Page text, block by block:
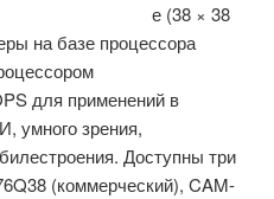
е (38 × 38
на базе процессора
для применений в
умного зрения,
Доступны три
(коммерческий), CAM-